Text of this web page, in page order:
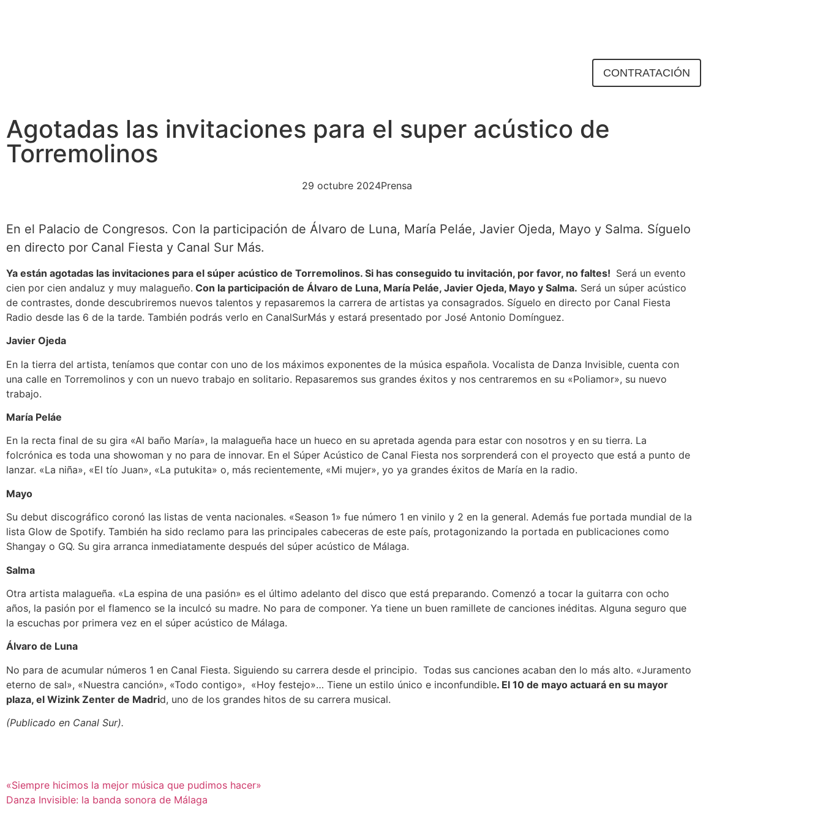
CONTRATACIÓN
Agotadas las invitaciones para el super acústico de
Torremolinos
29 octubre 2024Prensa
En el Palacio de Congresos. Con la participación de Álvaro de Luna, María Peláe, Javier Ojeda, Mayo y Salma. Síguelo
en directo por Canal Fiesta y Canal Sur Más.
Ya están agotadas las invitaciones para el súper acústico de Torremolinos. Si has conseguido tu invitación, por favor, no faltes! Será un evento
cien por cien andaluz y muy malagueño. Con la participación de Álvaro de Luna, María Peláe, Javier Ojeda, Mayo y Salma. Será un súper acústico
de contrastes, donde descubriremos nuevos talentos y repasaremos la carrera de artistas ya consagrados. Síguelo en directo por Canal Fiesta
Radio desde las 6 de la tarde. También podrás verlo en CanalSurMás y estará presentado por José Antonio Domínguez.
Javier Ojeda
En la tierra del artista, teníamos que contar con uno de los máximos exponentes de la música española. Vocalista de Danza Invisible, cuenta con
una calle en Torremolinos y con un nuevo trabajo en solitario. Repasaremos sus grandes éxitos y nos centraremos en su «Poliamor», su nuevo
trabajo.
María Peláe
En la recta final de su gira «Al baño María», la malagueña hace un hueco en su apretada agenda para estar con nosotros y en su tierra. La
folcrónica es toda una showoman y no para de innovar. En el Súper Acústico de Canal Fiesta nos sorprenderá con el proyecto que está a punto de
lanzar. «La niña», «El tío Juan», «La putukita» o, más recientemente, «Mi mujer», yo ya grandes éxitos de María en la radio.
Mayo
Su debut discográfico coronó las listas de venta nacionales. «Season 1» fue número 1 en vinilo y 2 en la general. Además fue portada mundial de la
lista Glow de Spotify. También ha sido reclamo para las principales cabeceras de este país, protagonizando la portada en publicaciones como
Shangay o GQ. Su gira arranca inmediatamente después del súper acústico de Málaga.
Salma
Otra artista malagueña. «La espina de una pasión» es el último adelanto del disco que está preparando. Comenzó a tocar la guitarra con ocho
años, la pasión por el flamenco se la inculcó su madre. No para de componer. Ya tiene un buen ramillete de canciones inéditas. Alguna seguro que
la escuchas por primera vez en el súper acústico de Málaga.
Álvaro de Luna
No para de acumular números 1 en Canal Fiesta. Siguiendo su carrera desde el principio. Todas sus canciones acaban den lo más alto. «Juramento
eterno de sal», «Nuestra canción», «Todo contigo», «Hoy festejo»… Tiene un estilo único e inconfundible. El 10 de mayo actuará en su mayor
plaza, el Wizink Zenter de Madrid, uno de los grandes hitos de su carrera musical.
(Publicado en Canal Sur).
«Siempre hicimos la mejor música que pudimos hacer»
Danza Invisible: la banda sonora de Málaga